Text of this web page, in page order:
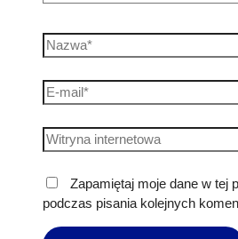
Zapamiętaj moje dane w tej
podczas pisania kolejnych